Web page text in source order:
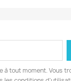
à tout moment. Vous